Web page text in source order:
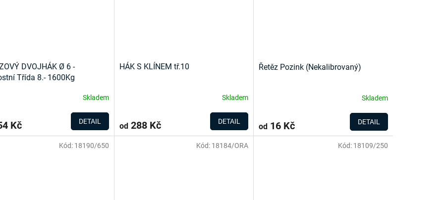
DVOJHÁK Ø 6 -
Třída 8.- 1600Kg
Skladem
Kč DETAIL
HÁK S KLÍNEM tř.10
Skladem
od288 Kč DETAIL
Řetěz Pozink (Nekalibrovaný)
Skladem
od16 Kč DETAIL
Kód: 18190/650 Kód: 18184/ORA Kód: 18109/250